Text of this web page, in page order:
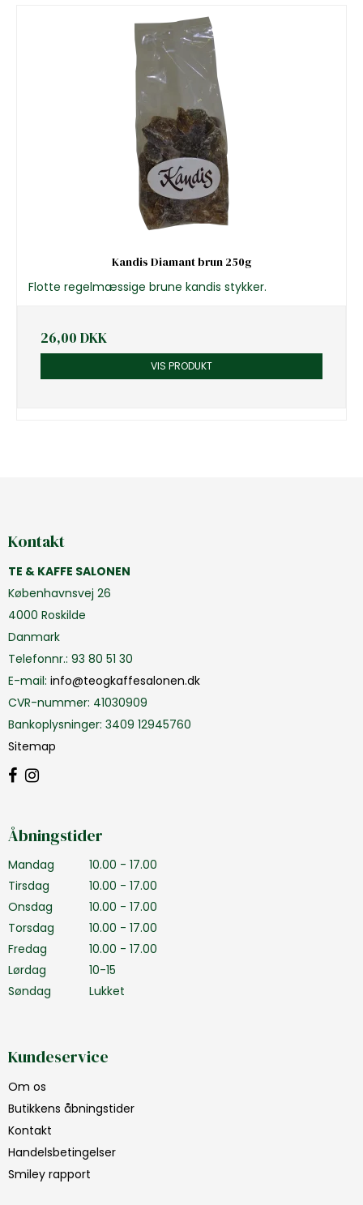
Kandis Diamant brun 250g
Flotte regelmæssige brune kandis stykker.
26,00 DKK
VIS PRODUKT
Kontakt
TE & KAFFE SALONEN
Københavnsvej 26
4000 Roskilde
Danmark
Telefonnr.: 93 80 51 30
E-mail: info@teogkaffesalonen.dk
CVR-nummer: 41030909
Bankoplysninger: 3409 12945760
Sitemap
Åbningstider
Mandag
10.00 - 17.00
Tirsdag
10.00 - 17.00
Onsdag
10.00 - 17.00
Torsdag
10.00 - 17.00
Fredag
10.00 - 17.00
Lørdag
10-15
Søndag
Lukket
Kundeservice
Om os
Butikkens åbningstider
Kontakt
Handelsbetingelser
Smiley rapport